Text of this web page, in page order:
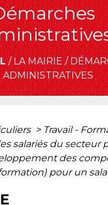
/LA MAIRIE/
ADMINISTRATIVES
> Travail -
salariés du secteur
des
pour un